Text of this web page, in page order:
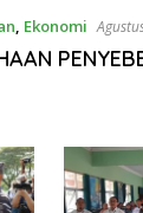
, Ekonomi